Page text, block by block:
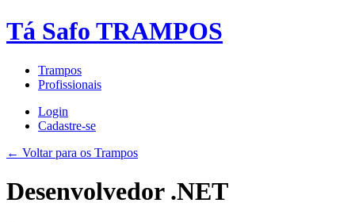
Tá Safo TRAMPOS
Trampos
Profissionais
Login
Cadastre-se
← Voltar para os Trampos
Desenvolvedor .NET